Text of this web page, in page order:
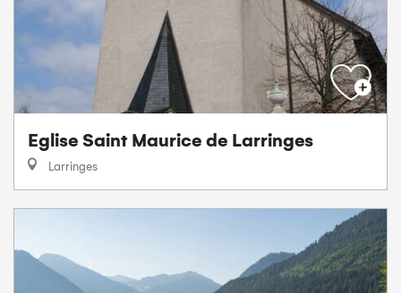
Eglise Saint Maurice de Larringes
Larringes